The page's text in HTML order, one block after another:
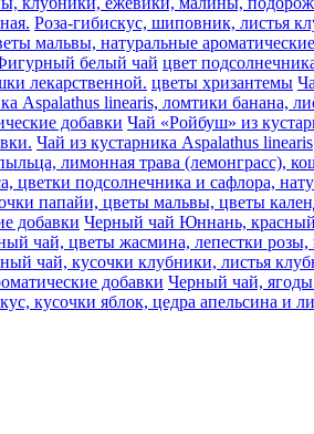
Роза-гибискус, шиповник, листья
мальвы, натуральные
белый чай цвет
лекарственной. цветы хризантемы
Aspalathus linearis, ломтики банана,
добавки Чай «Ройбуш» из
Чай из кустарника Aspalathus linearis
лимонная трава (лемонграсс),
цветки подсолнечника и сафлора,
папайи, цветы мальвы, цветы
добавки Черный чай Юннань, красный
чай, цветы жасмина, лепестки
чай, кусочки клубники, листья
добавки Черный чай,
кусочки яблок, цедра апельсина и